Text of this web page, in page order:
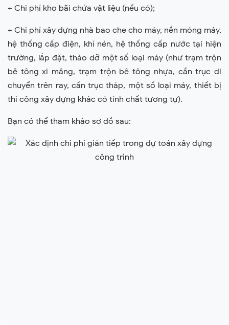
+ Chi phí kho bãi chứa vật liệu (nếu có);
+ Chi phí xây dựng nhà bao che cho máy, nền móng máy,
hệ thống cấp điện, khí nén, hệ thống cấp nước tại hiện
trường, lắp đặt, tháo dỡ một số loại máy (như trạm trộn
bê tông xi măng, trạm trộn bê tông nhựa, cần trục di
chuyển trên ray, cần trục tháp, một số loại máy, thiết bị
thi công xây dựng khác có tính chất tương tự).
Bạn có thể tham khảo sơ đồ sau: